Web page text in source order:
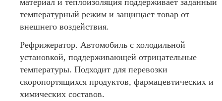
материал и теплоизоляция поддерживает заданный
температурный режим и защищает товар от
внешнего воздействия.
Рефрижератор. Автомобиль с холодильной
установкой, поддерживающей отрицательные
температуры. Подходит для перевозки
скоропортящихся продуктов, фармацевтических и
химических составов.